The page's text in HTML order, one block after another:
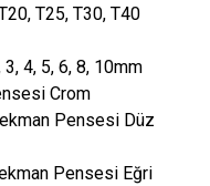
T25, T30, T40
4, 5, 6, 8, 10mm
Crom
Pensesi Düz
Pensesi Eğri